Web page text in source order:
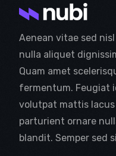
Aenean vitae sed
nulla aliquet
Quam amet
fermentum. Feugiat
volutpat mattis lacus
parturient ornare
blandit. Semper sed